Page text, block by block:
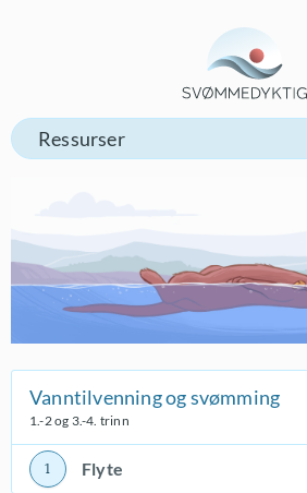
Vanntilvenning og svømming
1.-2 og 3.-4. trinn
Flyte